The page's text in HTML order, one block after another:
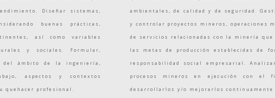
Diseñar sistemas,
buenas prácticas,
así como variables
y sociales. Formular,
del ámbito de la ingeniería,
aspectos y contextos
quehacer profesional.
ambientales, de calidad y de seguridad.
y controlar proyectos mineros, operaciones
de servicios relacionadas con la minería
las metas de producción establecidas de
responsabilidad social empresarial.
procesos mineros en ejecución con el
desarrollarlos y/o mejorarlos continuamente